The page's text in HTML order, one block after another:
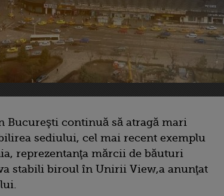
Bucureşti continuă să atragă mari
sediului, cel mai recent exemplu
reprezentanţa mărcii de băuturi
stabili biroul în Unirii View,a anunţat